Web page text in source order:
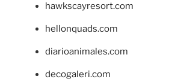
hawkscayresort.com
hellonquads.com
diarioanimales.com
decogaleri.com